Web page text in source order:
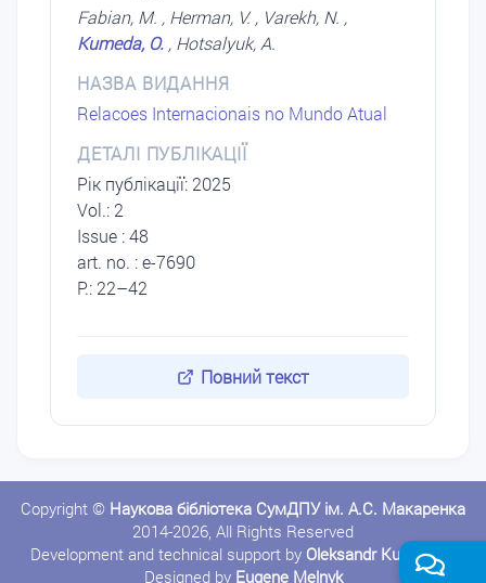
Fabian, M. , Herman, V. , Varekh, N. ,
Kumeda, O. , Hotsalyuk, A.
НАЗВА ВИДАННЯ
Relacoes Internacionais no Mundo Atual
ДЕТАЛІ ПУБЛІКАЦІЇ
Рік публікації: 2025
Vol.: 2
Issue : 48
art. no. : e-7690
P.: 22–42
Повний текст
Copyright © Наукова бібліотека СумДПУ ім. А.С. Макаренка
2014-2026, All Rights Reserved
Development and technical support by Oleksandr Kushnerov
Designed by Eugene Melnyk